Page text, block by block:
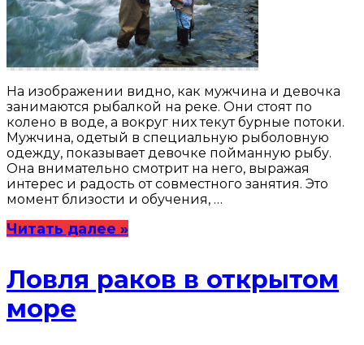
На изображении видно, как мужчина и девочка
занимаются рыбалкой на реке. Они стоят по
колено в воде, а вокруг них текут бурные потоки.
Мужчина, одетый в специальную рыболовную
одежду, показывает девочке пойманную рыбу.
Она внимательно смотрит на него, выражая
интерес и радость от совместного занятия. Это
момент близости и обучения, …
Читать далее »
Ловля раков в открытом
море